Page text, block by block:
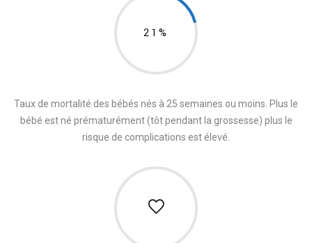
21%
Taux de mortalité des bébés nés à 25 semaines ou moins. Plus le
bébé est né prématurément (tôt pendant la grossesse) plus le
risque de complications est élevé.